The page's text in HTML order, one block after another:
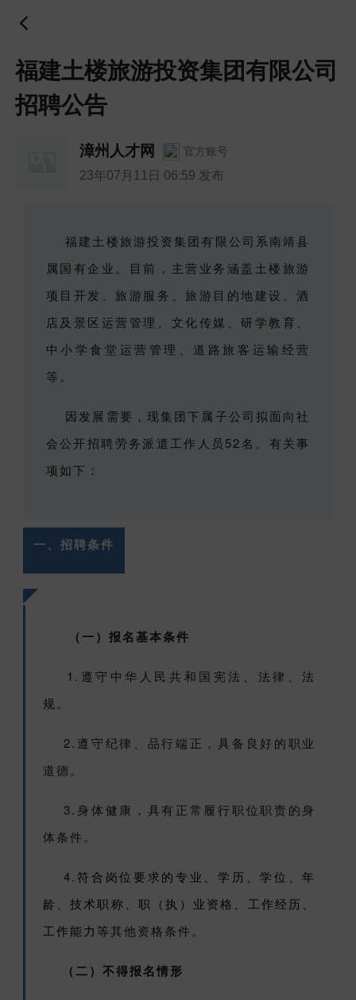
福建土楼旅游投资集团有限公司
招聘公告
漳州人才网 官方账号
23年07月11日 06:59 发布
福建土楼旅游投资集团有限公司系南靖县
属国有企业。目前，主营业务涵盖土楼旅游
项目开发、旅游服务、旅游目的地建设、酒
店及景区运营管理、文化传媒、研学教育、
中小学食堂运营管理、道路旅客运输经营
等。
因发展需要，现集团下属子公司拟面向社
会公开招聘劳务派遣工作人员52名。有关事
项如下：
一、招聘条件
（一）报名基本条件
1.遵守中华人民共和国宪法、法律、法
规。
2.遵守纪律、品行端正，具备良好的职业
道德。
3.身体健康，具有正常履行职位职责的身
体条件。
4.符合岗位要求的专业、学历、学位、年
龄、技术职称、职（执）业资格、工作经历、
工作能力等其他资格条件 。
（二）不得报名情形